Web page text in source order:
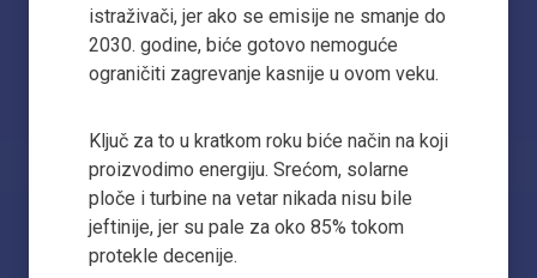
istraživači, jer ako se emisije ne smanje do
2030. godine, biće gotovo nemoguće
ograničiti zagrevanje kasnije u ovom veku.
Ključ za to u kratkom roku biće način na koji
proizvodimo energiju. Srećom, solarne
ploče i turbine na vetar nikada nisu bile
jeftinije, jer su pale za oko 85% tokom
protekle decenije.